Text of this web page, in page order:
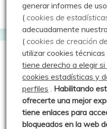
Aprendiz de sueños
Guías de Montaña
Manu - Entre Valles y
Luis Crespo Fernández
generar informes de
(cookies de
adecuadamente
(cookies de creación
utilizar cookies
tiene derecho a elegir
cookies estadísticas y
perfiles . Habilitando
ofrecerte una mejor
tiene enlaces para
bloqueados en la web